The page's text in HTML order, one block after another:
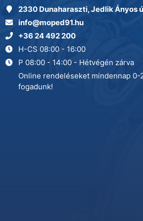
2330 Dunaharaszti, Jedlik Ányos
info@moped91.hu
+36 24 492 200
H-CS 08:00 - 16:00
P 08:00 - 14:00 - Hétvégén zárva
Online rendeléseket mindennap 0-
fogadunk!